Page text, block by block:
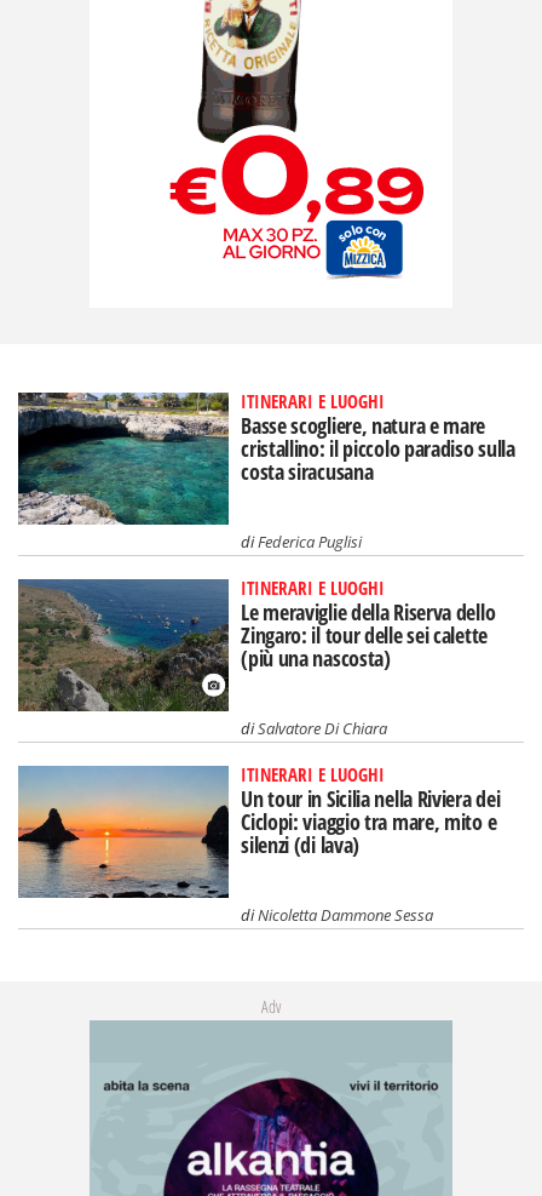
ITINERARI E LUOGHI
Basse scogliere, natura e mare
cristallino: il piccolo paradiso sulla
costa siracusana
diFederica Puglisi
ITINERARI E LUOGHI
Le meraviglie della Riserva dello
Zingaro: il tour delle sei calette
(più una nascosta)
diSalvatore Di Chiara
ITINERARI E LUOGHI
Un tour in Sicilia nella Riviera dei
Ciclopi: viaggio tra mare, mito e
silenzi (di lava)
diNicoletta Dammone Sessa
Adv